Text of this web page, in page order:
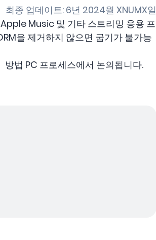
최종 업데이트: 6년 2024월 XNUMX일
Music 및 기타 스트리밍 응용 프
을 제거하지 않으면 굽기가 불가능
방법 PC 프로세스에서 논의됩니다.